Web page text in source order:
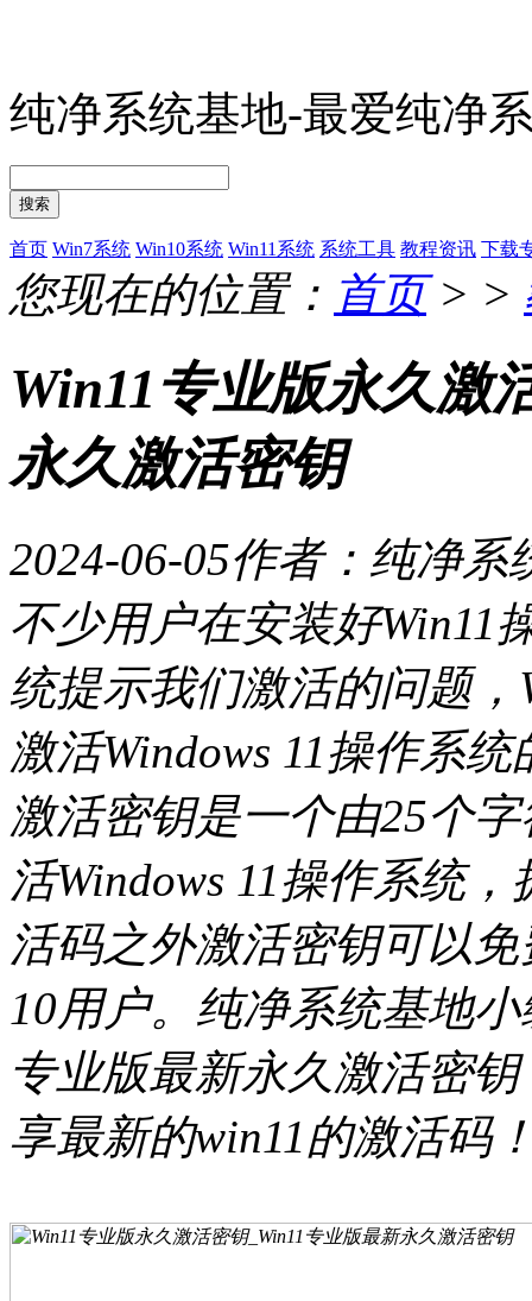
纯净系统基地-最爱纯净
搜索
首页 Win7系统 Win10系统 Win11系统 系统工具 教程资讯 下载
您现在的位置： 首页> >
Win11专业版永久激
永久激活密钥
2024-06-05作者：纯净系
不少用户在安装好Win11
统提示我们激活的问题，
激活Windows 11操作系
激活密钥是一个由25个
活Windows 11操作系统
活码之外激活密钥可以
10用户。纯净系统基地
专业版最新永久激活密
享最新的win11的激活码